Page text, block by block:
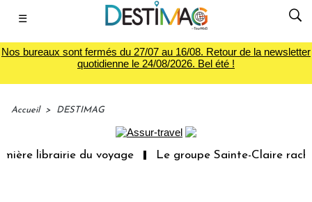
☰
Nos bureaux sont fermés du 27/07 au 16/08. Retour de la newsletter
quotidienne le 24/08/2026. Bel été !
Accueil > DESTIMAG
librairie du voyage Le groupe Sainte-Claire